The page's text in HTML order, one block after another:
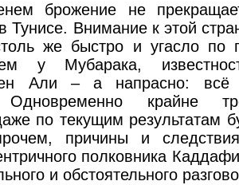
брожение не
Тунисе. Внимание к этой
же быстро и угасло по
у Мубарака,
Али – а напрасно: всё
Одновременно крайне
по текущим результатам
причины и
полковника
и обстоятельного